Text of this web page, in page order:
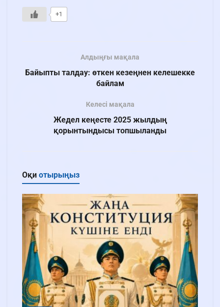
+1
Алдыңғы мақала
Байыпты талдау: өткен кезеңнен келешекке
байлам
Келесі мақала
Жедел кеңесте 2025 жылдың
қорынтындысы топшыланды
Оқи отырыңыз